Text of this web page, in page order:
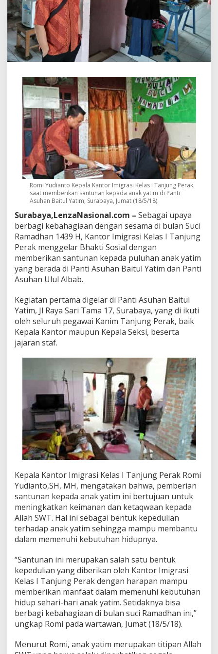
K
a
i
m
j
u
n
g
P
e
r
a
k
G
e
l
a
r
S
n
t
u
n
a
n
A
Y
a
t
m
Romi Yudianto Kepala Kantor Imigrasi Kelas I Tanjung Perak,
saat memberikan santunan kepada anak yatim di Panti
Asuhan Baitul Yatim, Surabaya, Jumat (18/5/18).
Surabaya,LenzaNasional.com – Sebagai upaya
berbagi kebahagiaan dengan sesama di bulan Suci
Ramadhan 1439 H, Kantor Imigrasi Kelas I Tanjung
Perak menggelar Bhakti Sosial dengan
memberikan santunan kepada puluhan anak yatim
yang berada di Panti Asuhan Baitul Yatim dan Panti
Asuhan Ulul Albab.
Kegiatan pertama digelar di Panti Asuhan Baitul
Yatim, Jl Raya Sari Tama 17, Surabaya, yang di ikuti
oleh seluruh pegawai Kanim Tanjung Perak, baik
Kepala Kantor maupun Kepala Seksi, beserta
jajaran staf.
Kepala Kantor Imigrasi Kelas I Tanjung Perak Romi
Yudianto,SH, MH, mengatakan bahwa, pemberian
santunan kepada anak yatim ini bertujuan untuk
meningkatkan keimanan dan ketaqwaan kepada
Allah SWT. Hal ini sebagai bentuk kepedulian
terhadap anak yatim sehingga mampu membantu
dalam memenuhi kebutuhan hidupnya.
“Santunan ini merupakan salah satu bentuk
kepedulian yang diberikan oleh Kantor Imigrasi
Kelas I Tanjung Perak dengan harapan mampu
memberikan manfaat dalam memenuhi kebutuhan
hidup sehari-hari anak yatim. Setidaknya bisa
berbagi kebahagiaan di bulan suci Ramadhan ini,”
ungkap Romi pada wartawan, Jumat (18/5/18).
Menurut Romi, anak yatim merupakan titipan Allah